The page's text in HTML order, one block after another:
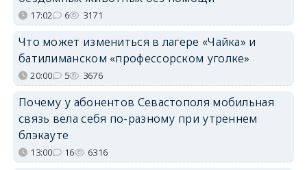
17:02 6 3171
Что может измениться в лагере «Чайка» и
батилиманском «профессорском уголке»
20:00 5 3676
Почему у абонентов Севастополя мобильная
связь вела себя по-разному при утреннем
блэкауте
13:00 16 6316